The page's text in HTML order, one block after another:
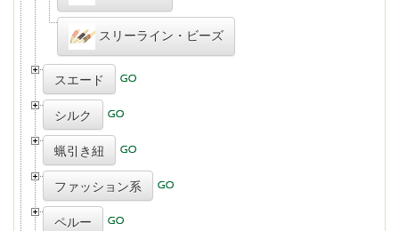
スリーライン・ビーズ
スエード
シルク
蝋引き紐
ファッション系
ペルー